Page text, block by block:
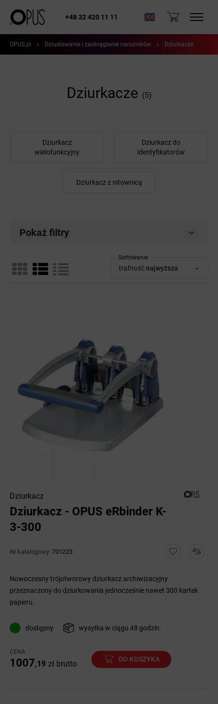
+48 32 420 11 11
OPUS.pl Dziurkowanie i zaokrąglanie narożników Dziurkacze
Dziurkacze (5)
Dziurkacz
wielofunkcyjny
Dziurkacz do
identyfikatorów
Dziurkacz z nitownicą
Pokaż filtry
Sortowanie
trafność najwyższa
Dziurkacz
Dziurkacz - OPUS eRbinder K-
3-300
Nr katalogowy: 701223
Nowoczesny trójotworowy dziurkacz archiwizacyjny
przeznaczony do dziurkowania jednocześnie nawet 300 kartek
papieru.
dostępny wysyłka w ciągu 48 godzin.
CENA
1007,19 zł brutto
DO KOSZYKA